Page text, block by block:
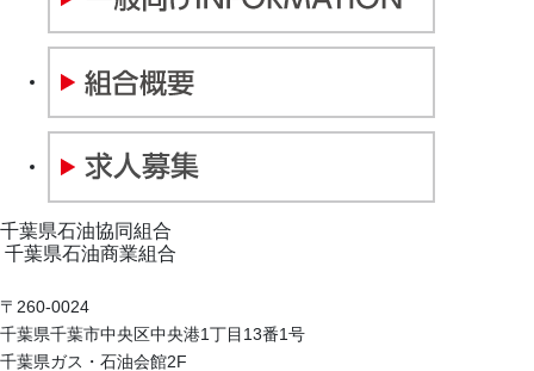
千葉県石油協同組合
千葉県石油商業組合
〒260-0024
千葉県千葉市中央区中央港1丁目13番1号
千葉県ガス・石油会館2F